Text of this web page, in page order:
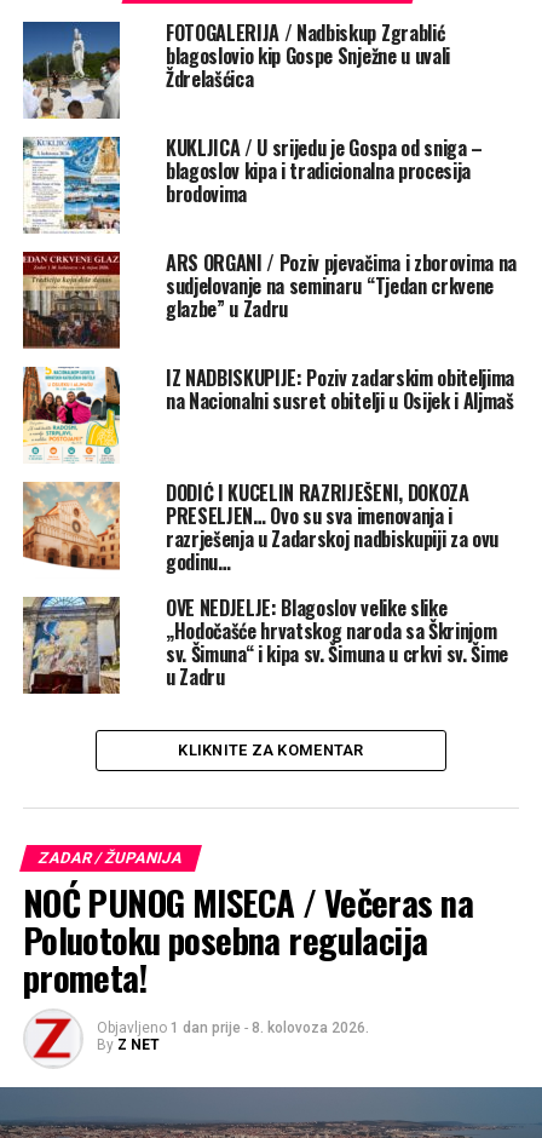
Prvi radovi o UI pisani su prije sedamdeset godina, no
postala je poznata zadnjih pet godina jer se podudara s
napretkom tehnologije, programiranjem dobrih
alata, puno informacija na
mrežne preglede
„UI je izašla iz laboratorija tehničkih
sustava, specijaliziranih programa koji su se u početku
događali na nekim fakultetima, institutima. Kad
tehnologija počne mijenjati način na koji učimo, radimo,
pišemo, tražimo informacije i donosimo neke odluke u
životu, to više nije samo tehničko pitanje, nego i
Upozorila je kako je na fakultetima primjetno da se mladi
oslanjaju više na UI, nego na ljude koji imaju znanje i
iskustvo. „Studentu je lakše pitati UI, nego doći na
konzultacije kod profesora. Svi smo se nekako uljuljkali, i
sad se moramo pitati je li nam zapravo UI pomaže i
na Internetu, to su njeni ulazni podaci, a na Internetu
ima i nekontroliranih, netočnih podataka.
FOTOGALERIJA / Nadbiskup Zgrablić
blagoslovio kip Gospe Snježne u uvali
Ždrelašćica
KUKLJICA / U srijedu je Gospa od sniga –
blagoslov kipa i tradicionalna procesija
brodovima
ARS ORGANI / Poziv pjevačima i zborovima na
sudjelovanje na seminaru “Tjedan crkvene
glazbe” u Zadru
IZ NADBISKUPIJE: Poziv zadarskim obiteljima
na Nacionalni susret obitelji u Osijek i Aljmaš
DODIĆ I KUCELIN RAZRIJEŠENI, DOKOZA
PRESELJEN… Ovo su sva imenovanja i
razrješenja u Zadarskoj nadbiskupiji za ovu
godinu…
OVE NEDJELJE: Blagoslov velike slike
„Hodočašće hrvatskog naroda sa Škrinjom
sv. Šimuna“ i kipa sv. Šimuna u crkvi sv. Šime
u Zadru
KLIKNITE ZA KOMENTAR
ZADAR / ŽUPANIJA
NOĆ PUNOG MISECA / Večeras na
Poluotoku posebna regulacija
prometa!
Objavljeno 1 dan prije - 8. kolovoza 2026.
By Z NET